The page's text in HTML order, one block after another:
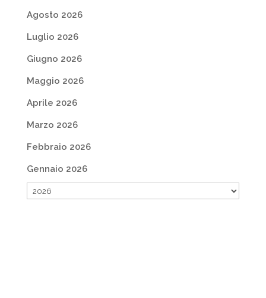
Agosto 2026
Luglio 2026
Giugno 2026
Maggio 2026
Aprile 2026
Marzo 2026
Febbraio 2026
Gennaio 2026